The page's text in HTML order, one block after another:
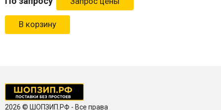
В корзину
2026 © ШОПЗИП.РФ - Все права